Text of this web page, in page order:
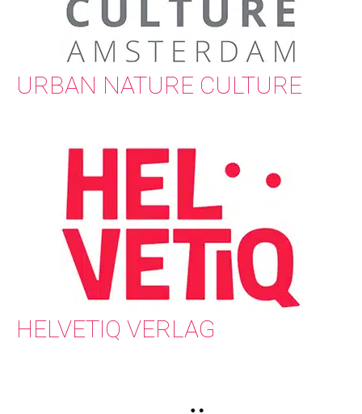
URBAN NATURE CULTURE
HELVETIQ VERLAG